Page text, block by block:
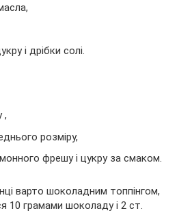
і дрібки солі.
,
розміру,
фрешу і цукру за смаком.
варто шоколадним топпінгом,
10 грамами шоколаду і 2 ст.